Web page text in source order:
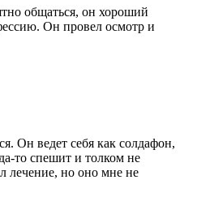
общаться, он хороший
Он провел осмотр и
Он ведет себя как солдафон,
то спешит и толком не
лечение, но оно мне не